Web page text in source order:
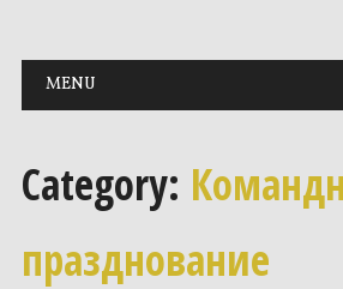
Main menu
Skip to content
MENU
Category:
празднование